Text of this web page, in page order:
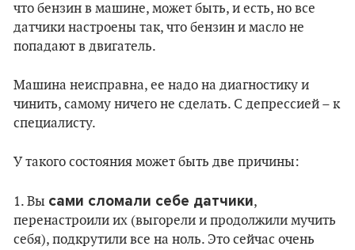
что бензин в машине, может быть, и есть, но все
датчики настроены так, что бензин и масло не
попадают в двигатель.
Машина неисправна, ее надо на диагностику и
чинить, самому ничего не сделать. С депрессией – к
специалисту.
У такого состояния может быть две причины:
1. Вы сами сломали себе датчики,
перенастроили их (выгорели и продолжили мучить
себя), подкрутили все на ноль. Это сейчас очень